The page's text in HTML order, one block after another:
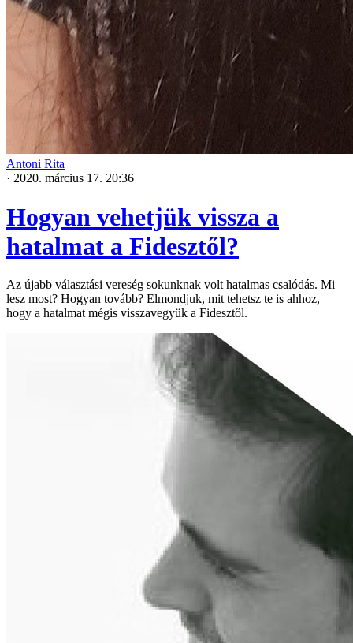
Antoni Rita
· 2020. március 17. 20:36
Hogyan vehetjük vissza a
hatalmat a Fidesztől?
Az újabb választási vereség sokunknak volt hatalmas csalódás. Mi
lesz most? Hogyan tovább? Elmondjuk, mit tehetsz te is ahhoz,
hogy a hatalmat mégis visszavegyük a Fidesztől.